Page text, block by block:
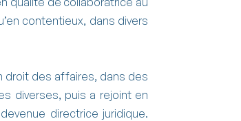
contentieux, dans divers
droit des affaires, dans des
diverses, puis a rejoint en
directrice juridique.